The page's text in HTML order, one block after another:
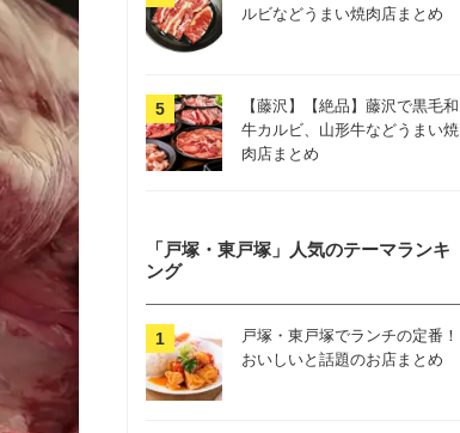
ルビなどうまい焼肉店まとめ
【藤沢】【絶品】藤沢で黒毛和
牛カルビ、山形牛などうまい焼
肉店まとめ
「戸塚・東戸塚」人気のテーマランキ
ング
戸塚・東戸塚でランチの定番！
おいしいと話題のお店まとめ